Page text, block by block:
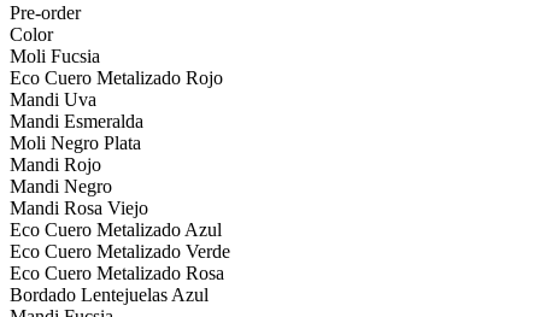
Pre-order
Color
Moli Fucsia
Eco Cuero Metalizado Rojo
Mandi Uva
Mandi Esmeralda
Moli Negro Plata
Mandi Rojo
Mandi Negro
Mandi Rosa Viejo
Eco Cuero Metalizado Azul
Eco Cuero Metalizado Verde
Eco Cuero Metalizado Rosa
Bordado Lentejuelas Azul